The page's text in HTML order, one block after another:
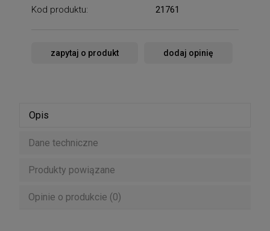
Kod produktu: 21761
zapytaj o produkt dodaj opinię
Opis
Dane techniczne
Produkty powiązane
Opinie o produkcie (0)